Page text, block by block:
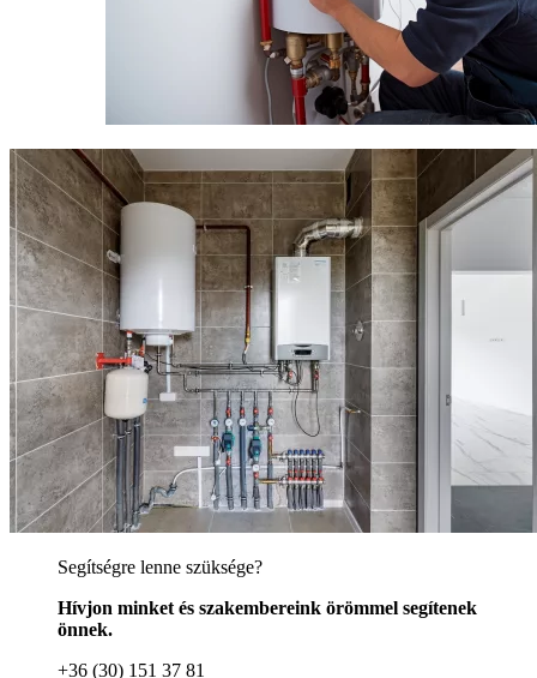
Segítségre lenne szüksége?
Hívjon minket és szakembereink örömmel segítenek
önnek.
+36 (30) 151 37 81